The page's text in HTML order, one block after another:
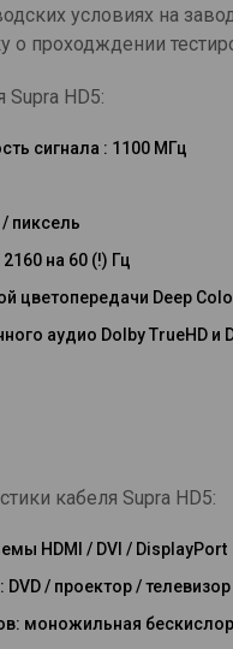
условиях на
о проходждении
Supra HD5:
сигнала : 1100 МГц
/ пиксель
на 60 (!) Гц
цветопередачи Deep
аудио Dolby TrueHD и
кабеля Supra HD5:
HDMI / DVI / DisplayPort
/ проектор / телевизор
моножильная